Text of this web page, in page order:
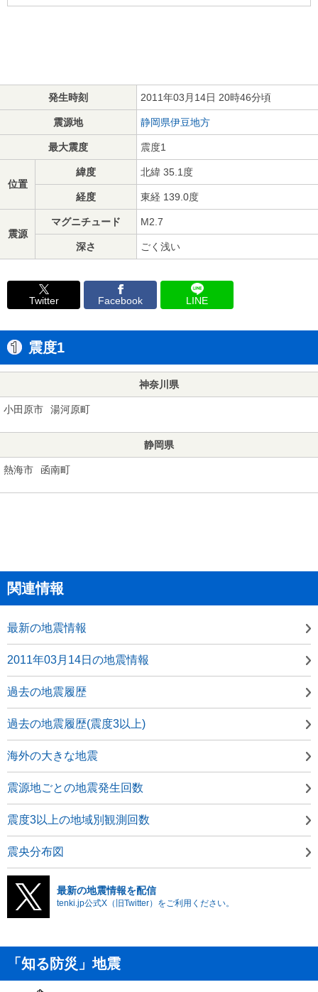
発生時刻 2011年03月14日 20時46分頃
震源地 静岡県伊豆地方
最大震度 震度1
位置
緯度 北緯 35.1度
経度 東経 139.0度
震源
マグニチュード M2.7
深さ ごく浅い
Twitter Facebook LINE
震度1
神奈川県
小田原市 湯河原町
静岡県
熱海市 函南町
関連情報
最新の地震情報
2011年03月14日の地震情報
過去の地震履歴
過去の地震履歴(震度3以上)
海外の大きな地震
震源地ごとの地震発生回数
震度3以上の地域別観測回数
震央分布図
最新の地震情報を配信
tenki.jp公式X（旧Twitter）をご利用ください。
「知る防災」地震